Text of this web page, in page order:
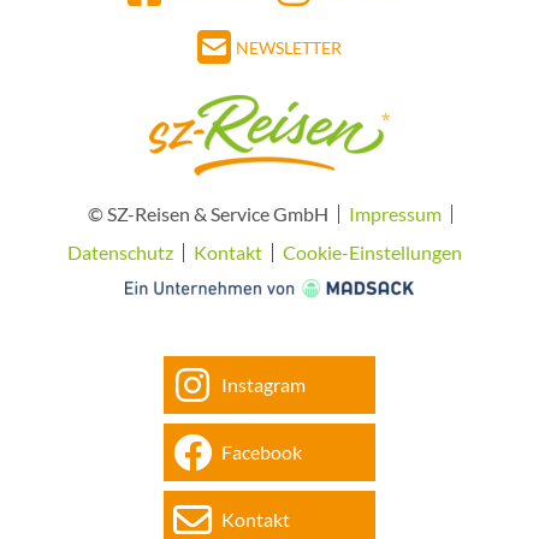
NEWSLETTER
© SZ-Reisen & Service GmbH
Impressum
Datenschutz
Kontakt Cookie-Einstellungen
Instagram
Facebook
Kontakt